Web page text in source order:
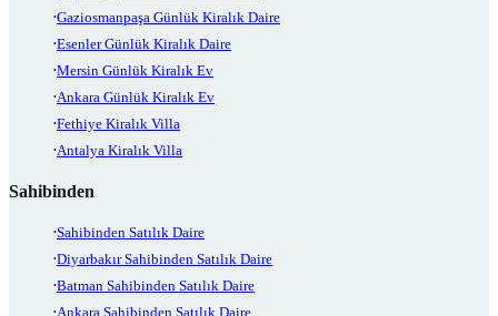
Gaziosmanpaşa Günlük Kiralık Daire
Esenler Günlük Kiralık Daire
Mersin Günlük Kiralık Ev
Ankara Günlük Kiralık Ev
Fethiye Kiralık Villa
Antalya Kiralık Villa
Sahibinden
Sahibinden Satılık Daire
Diyarbakır Sahibinden Satılık Daire
Batman Sahibinden Satılık Daire
Ankara Sahibinden Satılık Daire